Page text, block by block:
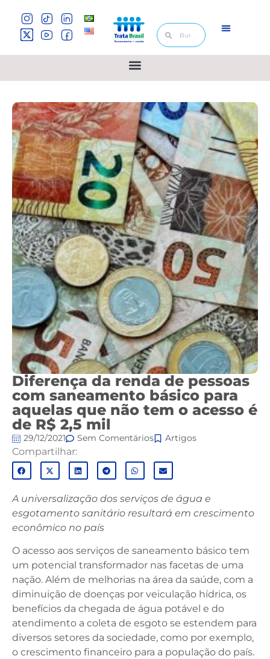
Diferença da renda de pessoas
com saneamento básico para
aquelas que não tem o acesso é
de R$ 2,5 mil
29/12/2021 Sem Comentários Artigos
Compartilhar:
A universalização dos serviços de água e
esgotamento sanitário resultará em crescimento
econômico no país
O acesso aos serviços de saneamento básico tem
um potencial transformador nas facetas de uma
nação. Além de melhorias na área da saúde, com a
diminuição de doenças por veiculação hídrica, os
benefícios da chegada de água potável e do
atendimento a coleta de esgoto se estendem para
diversos setores da sociedade, como por exemplo,
o crescimento financeiro para a população do país.